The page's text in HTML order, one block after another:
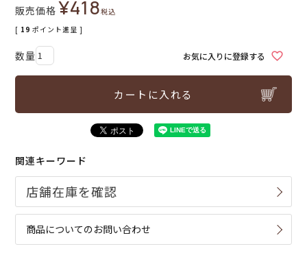
販売価格 ¥418税込
[ 19 ポイント進呈 ]
お気に入りに登録する
カートに入れる
関連キーワード
商品についてのお問い合わせ